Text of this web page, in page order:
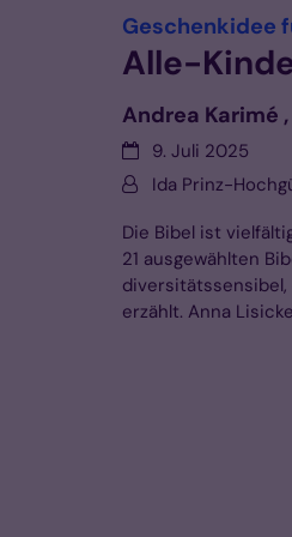
Geschenkidee
Alle-
Andrea Karimé
Datum:9. Juli 2025
Von:Ida Prinz-
Die Bibel ist
21 ausgewählten
erzählt. Anna